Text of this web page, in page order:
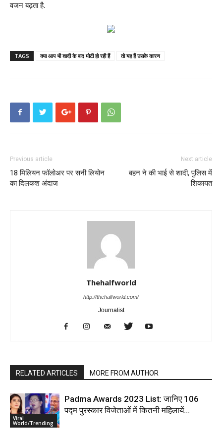
वजन बढ़ता है.
TAGS क्या आप भी शादी के बाद मोटी हो रही हैं तो यह हैं उसके कारण
Previous article
18 मिलियन फॉलोअर पर सनी लियोन
का दिलकश अंदाज
Next article
बहन ने की भाई से शादी, पुलिस में
शिकायत
Thehalfworld
http://thehalfworld.com/
Journalist
RELATED ARTICLES MORE FROM AUTHOR
Viral
World/Trending
Padma Awards 2023 List: जानिए 106
पद्म पुरस्कार विजेताओं में कितनी महिलायें…